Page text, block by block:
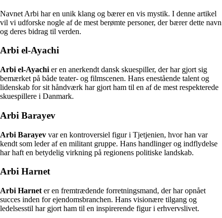
Navnet Arbi har en unik klang og bærer en vis mystik. I denne artikel
vil vi udforske nogle af de mest berømte personer, der bærer dette navn
og deres bidrag til verden.
Arbi el-Ayachi
Arbi el-Ayachi er en anerkendt dansk skuespiller, der har gjort sig
bemærket på både teater- og filmscenen. Hans enestående talent og
lidenskab for sit håndværk har gjort ham til en af de mest respekterede
skuespillere i Danmark.
Arbi Barayev
Arbi Barayev var en kontroversiel figur i Tjetjenien, hvor han var
kendt som leder af en militant gruppe. Hans handlinger og indflydelse
har haft en betydelig virkning på regionens politiske landskab.
Arbi Harnet
Arbi Harnet er en fremtrædende forretningsmand, der har opnået
succes inden for ejendomsbranchen. Hans visionære tilgang og
ledelsesstil har gjort ham til en inspirerende figur i erhvervslivet.